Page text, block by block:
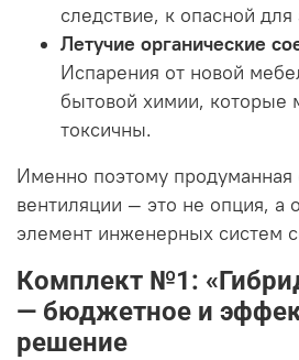
следствие, к опасной
Летучие органические
Испарения от новой
бытовой химии, которые
токсичны.
Именно поэтому продуманная
вентиляции — это не опция, а
элемент инженерных систем
Комплект №1:
— бюджетное и
решение